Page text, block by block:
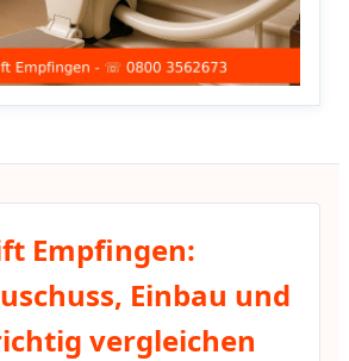
Empfingen:
Einbau und
vergleichen